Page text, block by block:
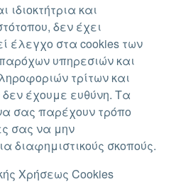
ιδιοκτήτρια και
δεν έχει
έλεγχο στα cookies των
υπηρεσιών και
τρίτων και
έχουμε ευθύνη. Τα
σας παρέχουν τρόπο
σας να μην
διαφημιστικούς σκοπούς.
Χρήσεως Cookies